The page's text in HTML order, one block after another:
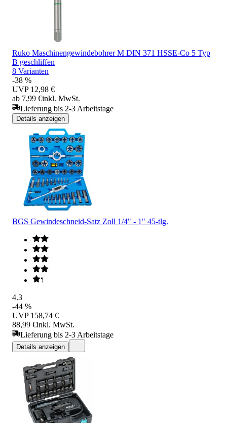
Ruko Maschinengewindebohrer M DIN 371 HSSE-Co 5 Typ
B geschliffen
8 Varianten
-38 %
UVP 12,98 €
ab 7,99 €inkl. MwSt.
Lieferung bis 2-3 Arbeitstage
Details anzeigen
BGS Gewindeschneid-Satz Zoll 1/4" - 1" 45-tlg.
4.3
-44 %
UVP 158,74 €
88,99 €inkl. MwSt.
Lieferung bis 2-3 Arbeitstage
Details anzeigen